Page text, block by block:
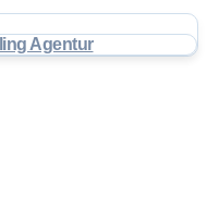
Agentur